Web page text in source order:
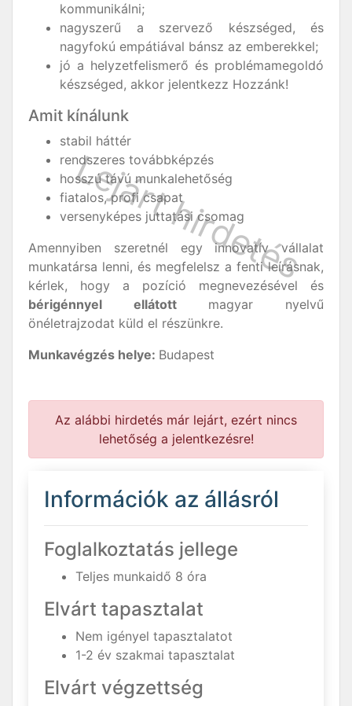
kommunikálni;
nagyszerű a szervező készséged, és
nagyfokú empátiával bánsz az emberekkel;
jó a helyzetfelismerő és problémamegoldó
készséged, akkor jelentkezz Hozzánk!
Amit kínálunk
stabil háttér
rendszeres továbbképzés
hosszú távú munkalehetőség
fiatalos, profi csapat
versenyképes juttatási csomag
Amennyiben szeretnél egy innovatív vállalat
munkatársa lenni, és megfelelsz a fenti leírásnak,
kérlek, hogy a pozíció megnevezésével és
bérigénnyel ellátott magyar nyelvű
önéletrajzodat küld el részünkre.
Munkavégzés helye: Budapest
Az alábbi hirdetés már lejárt, ezért nincs
lehetőség a jelentkezésre!
Információk az állásról
Foglalkoztatás jellege
Teljes munkaidő 8 óra
Elvárt tapasztalat
Nem igényel tapasztalatot
1-2 év szakmai tapasztalat
Elvárt végzettség